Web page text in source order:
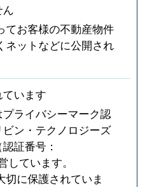
てお客様の不動産物件
ネットなどに公開され
います
ライバシーマーク認
ン・テクノロジーズ
証番号：
しています。
切に保護されていま